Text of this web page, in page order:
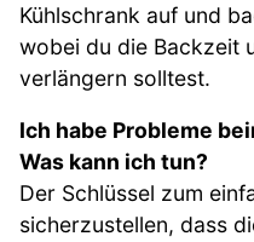
Kühlschrank auf und
wobei du die Backzeit
verlängern solltest.
Ich habe Probleme
Was kann ich tun?
Der Schlüssel zum
sicherzustellen, dass